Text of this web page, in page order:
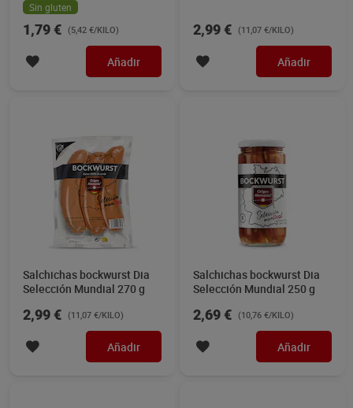
Sin gluten
1,79 € (5,42 €/KILO)
Añadir
2,99 € (11,07 €/KILO)
Añadir
Salchichas bockwurst Dia
Selección Mundial 270 g
2,99 € (11,07 €/KILO)
Añadir
Salchichas bockwurst Dia
Selección Mundial 250 g
2,69 € (10,76 €/KILO)
Añadir